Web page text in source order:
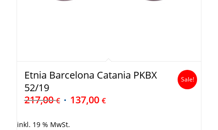
Etnia Barcelona Catania PKBX
52/19
217,00€ 137,00 €
Sale!
inkl. 19 % MwSt.